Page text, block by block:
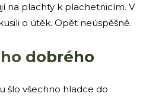
na plachty k plachetnicím. V
o útěk. Opět neúspěšně.
dobrého
šlo všechno hladce do